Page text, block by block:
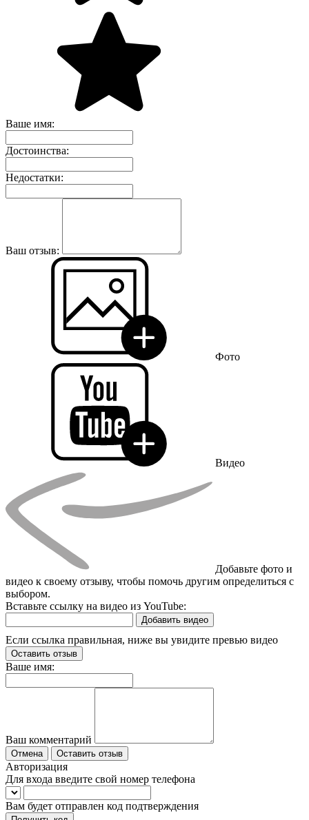
Ваше имя:
Достоинства:
Недостатки:
Ваш отзыв:
Фото
Видео
Добавьте фото и
видео к своему отзыву, чтобы помочь другим определиться с
выбором.
Вставьте ссылку на видео из YouTube:
Добавить видео
Если ссылка правильная, ниже вы увидите превью видео
Оставить отзыв
Ваше имя:
Ваш комментарий
Отмена Оставить отзыв
Авторизация
Для входа введите свой номер телефона
Вам будет отправлен код подтверждения